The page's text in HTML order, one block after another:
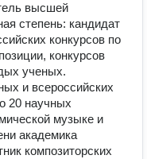
высшей
степень: кандидат
конкурсов по
конкурсов
ученых.
и всероссийских
20 научных
музыке и
академика
композиторских